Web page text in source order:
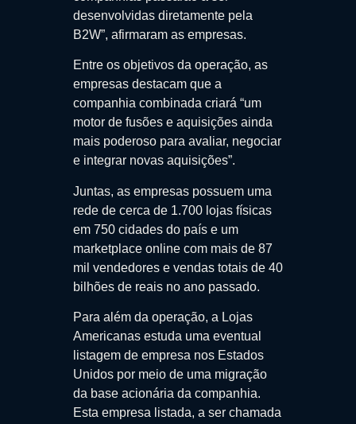
desenvolvidas diretamente pela
B2W”, afirmaram as empresas.
Entre os objetivos da operação, as
empresas destacam que a
companhia combinada criará “um
motor de fusões e aquisições ainda
mais poderoso para avaliar, negociar
e integrar novas aquisições”.
Juntas, as empresas possuem uma
rede de cerca de 1.700 lojas físicas
em 750 cidades do país e um
marketplace online com mais de 87
mil vendedores e vendas totais de 40
bilhões de reais no ano passado.
Para além da operação, a Lojas
Americanas estuda uma eventual
listagem de empresa nos Estados
Unidos por meio de uma migração
da base acionária da companhia.
Esta empresa listada, a ser chamada